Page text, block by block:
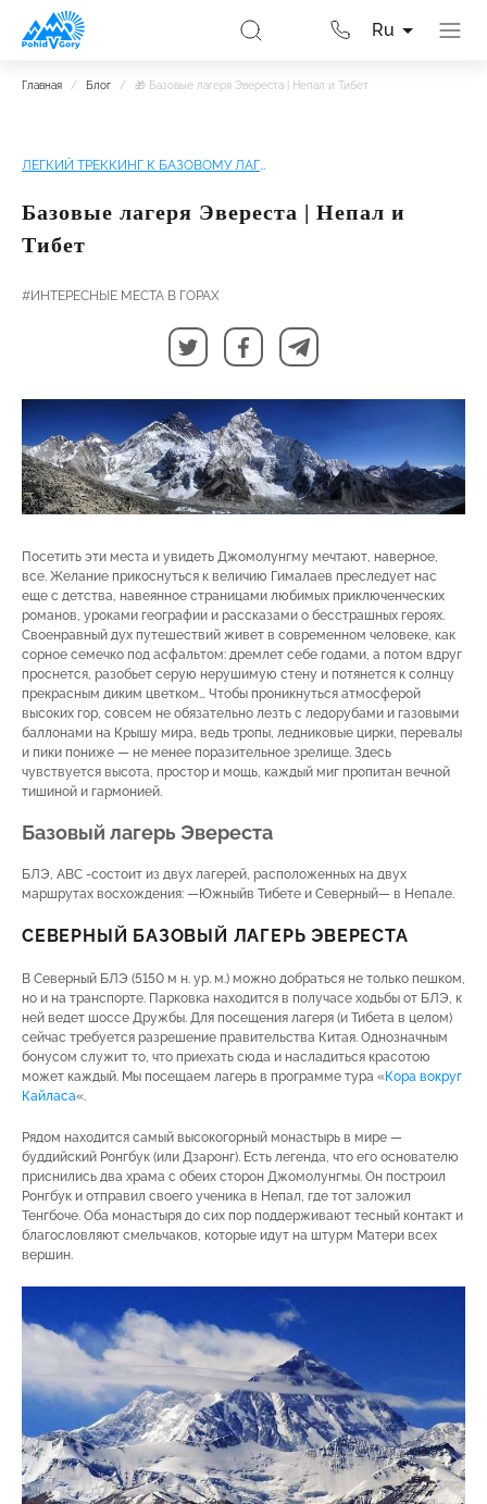
Ru
Главная / Блог / 🎁 Базовые лагеря Эвереста | Непал и Тибет
ЛЕГКИЙ ТРЕККИНГ К БАЗОВОМУ ЛАГЕРЮ ЭВЕРЕСТА
Базовые лагеря Эвереста | Непал и
Тибет
#ИНТЕРЕСНЫЕ МЕСТА В ГОРАХ
Посетить эти места и увидеть Джомолунгму мечтают, наверное,
все. Желание прикоснуться к величию Гималаев преследует нас
еще с детства, навеянное страницами любимых приключенческих
романов, уроками географии и рассказами о бесстрашных героях.
Своенравный дух путешествий живет в современном человеке, как
сорное семечко под асфальтом: дремлет себе годами, а потом вдруг
проснется, разобьет серую нерушимую стену и потянется к солнцу
прекрасным диким цветком… Чтобы проникнуться атмосферой
высоких гор, совсем не обязательно лезть с ледорубами и газовыми
баллонами на Крышу мира, ведь тропы, ледниковые цирки, перевалы
и пики пониже — не менее поразительное зрелище. Здесь
чувствуется высота, простор и мощь, каждый миг пропитан вечной
тишиной и гармонией.
Базовый лагерь Эвереста
БЛЭ, ABC -состоит из двух лагерей, расположенных на двух
маршрутах восхождения: —Южныйв Тибете и Северный— в Непале.
СЕВЕРНЫЙ БАЗОВЫЙ ЛАГЕРЬ ЭВЕРЕСТА
В Северный БЛЭ (5150 м н. ур. м.) можно добраться не только пешком,
но и на транспорте. Парковка находится в получасе ходьбы от БЛЭ, к
ней ведет шоссе Дружбы. Для посещения лагеря (и Тибета в целом)
сейчас требуется разрешение правительства Китая. Однозначным
бонусом служит то, что приехать сюда и насладиться красотою
может каждый. Мы посещаем лагерь в программе тура «Кора вокруг
Кайласа«.
Рядом находится самый высокогорный монастырь в мире —
буддийский Ронгбук (или Дзаронг). Есть легенда, что его основателю
приснились два храма с обеих сторон Джомолунгмы. Он построил
Ронгбук и отправил своего ученика в Непал, где тот заложил
Тенгбоче. Оба монастыря до сих пор поддерживают тесный контакт и
благословляют смельчаков, которые идут на штурм Матери всех
вершин.